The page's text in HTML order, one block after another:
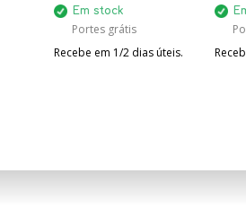
Em stock
Portes grátis
Recebe em 1/2 dias úteis.